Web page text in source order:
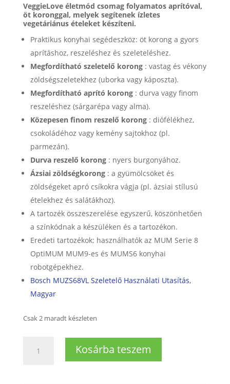
VeggieLove életmód csomag folyamatos aprítóval,
öt koronggal, melyek segítenek ízletes
vegetáriánus ételeket készíteni.
Praktikus konyhai segédeszköz: öt korong a gyors
aprításhoz, reszeléshez és szeleteléshez.
Megfordítható szeletelő korong: vastag és vékony
zöldségszeletekhez (uborka vagy káposzta).
Megfordítható aprító korong: durva vagy finom
reszeléshez (sárgarépa vagy alma).
Közepesen finom reszelő korong: diófélékhez,
csokoládéhoz vagy kemény sajtokhoz (pl.
parmezán).
Durva reszelő korong: nyers burgonyához.
Ázsiai zöldségkorong: a gyümölcsöket és
zöldségeket apró csíkokra vágja (pl. ázsiai stílusú
ételekhez és salátákhoz).
A tartozék összeszerelése egyszerű, köszönhetően
a színkódnak a készüléken és a tartozékon.
Eredeti tartozékok: használhatók az MUM Serie 8
OptiMUM MUM9-es és MUMS6 konyhai
robotgépekhez.
Bosch MUZS68VL Szeletelő Használati Utasítás,
Magyar
Csak 2 maradt készleten
(MUM9),
Kosárba teszem